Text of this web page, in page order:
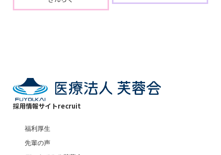
採用情報サイトrecruit
福利厚生
先輩の声